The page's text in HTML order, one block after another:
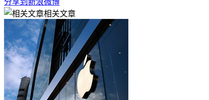
分享到新浪微博
相关文章